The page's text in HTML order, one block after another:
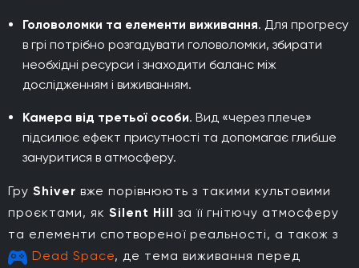
Головоломки та елементи виживання. Для прогресу
в грі потрібно розгадувати головоломки, збирати
необхідні ресурси і знаходити баланс між
дослідженням і виживанням.
Камера від третьої особи. Вид «через плече»
підсилює ефект присутності та допомагає глибше
зануритися в атмосферу.
Гру Shiver вже порівнюють з такими культовими
проєктами, як Silent Hill за її гнітючу атмосферу
та елементи спотвореної реальності, а також з
Dead Space, де тема виживання перед